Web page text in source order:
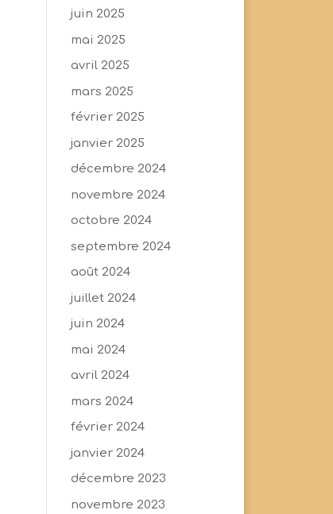
juin 2025
mai 2025
avril 2025
mars 2025
février 2025
janvier 2025
décembre 2024
novembre 2024
octobre 2024
septembre 2024
août 2024
juillet 2024
juin 2024
mai 2024
avril 2024
mars 2024
février 2024
janvier 2024
décembre 2023
novembre 2023